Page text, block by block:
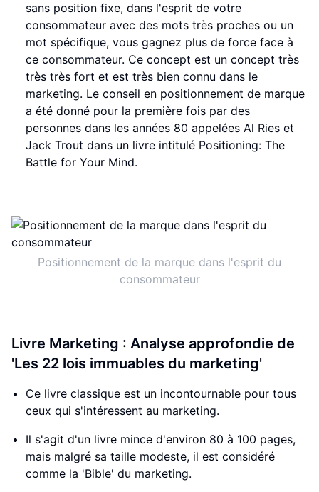
sans position fixe, dans l'esprit de votre
consommateur avec des mots très proches ou un
mot spécifique, vous gagnez plus de force face à
ce consommateur. Ce concept est un concept très
très très fort et est très bien connu dans le
marketing. Le conseil en positionnement de marque
a été donné pour la première fois par des
personnes dans les années 80 appelées Al Ries et
Jack Trout dans un livre intitulé Positioning: The
Battle for Your Mind.
Positionnement de la marque dans l'esprit du
consommateur
Livre Marketing : Analyse approfondie de
'Les 22 lois immuables du marketing'
Ce livre classique est un incontournable pour tous
ceux qui s'intéressent au marketing.
Il s'agit d'un livre mince d'environ 80 à 100 pages,
mais malgré sa taille modeste, il est considéré
comme la 'Bible' du marketing.